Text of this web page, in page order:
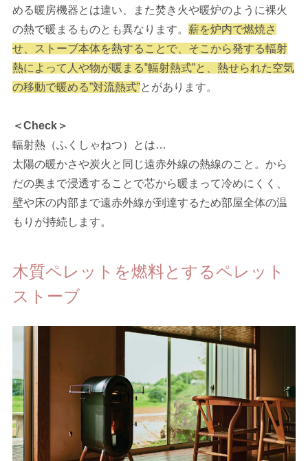
める暖房機器とは違い、また焚き火や暖炉のように裸火
の熱で暖まるものとも異なります。 薪を炉内で燃焼さ
せ、ストーブ本体を熱することで、そこから発する輻射
熱によって人や物が暖まる‟輻射熱式”と、熱せられた空気
の移動で暖める”対流熱式”とがあります。
＜Check＞
輻射熱（ふくしゃねつ）とは…
太陽の暖かさや炭火と同じ遠赤外線の熱線のこと。から
だの奥まで浸透することで芯から暖まって冷めにくく、
壁や床の内部まで遠赤外線が到達するため部屋全体の温
もりが持続します。
木質ペレットを燃料とするペレット
ストーブ